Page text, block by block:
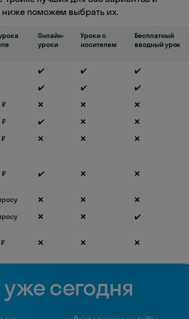
ниже поможем выбрать их.
Онлайн-
уроки
Уроки с
носителем
Бесплатный
вводный урок
✔️ ✔️
✔️
✔️ ✔️
✔️
₽ ❌ ❌
❌
₽ ✔️ ❌
❌
₽ ❌ ❌ ❌
₽ ✔️ ❌ ❌
❌ ❌
❌
❌ ❌ ✔️
₽ ❌ ❌ ❌
сегодня